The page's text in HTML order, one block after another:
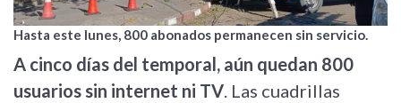
Hasta este lunes, 800 abonados permanecen sin servicio.
A cinco días del temporal, aún quedan 800
usuarios sin internet ni TV. Las cuadrillas